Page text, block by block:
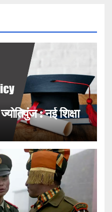
: नई शिक्षा